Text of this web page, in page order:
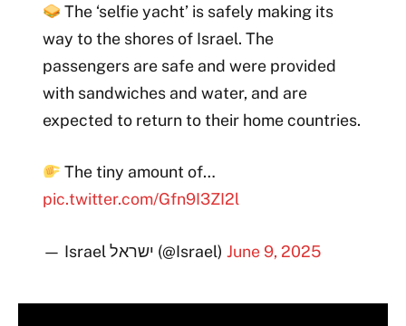
The ‘selfie yacht’ is safely making its
way to the shores of Israel. The
passengers are safe and were provided
with sandwiches and water, and are
expected to return to their home countries.
The tiny amount of…
pic.twitter.com/Gfn9I3ZI2l
— Israel ישראל (@Israel) June 9, 2025